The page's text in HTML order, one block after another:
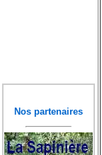
Nos partenaires